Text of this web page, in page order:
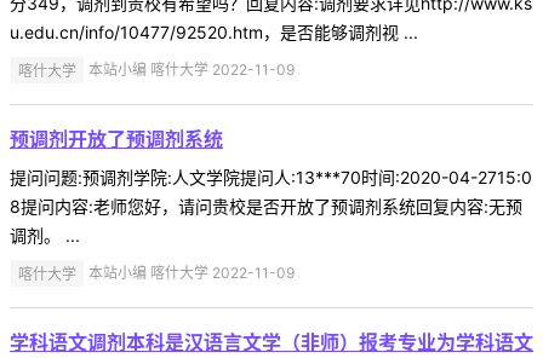
u.edu.cn/info/10477/92520.htm，是否能够调剂视 ...
喀什大学 本站小编 喀什大学 2022-11-09
预调剂开放了预调剂系统
提问问题:预调剂学院:人文学院提问人:13***70时间:2020-04-2715:0
8提问内容:老师您好，请问贵校是否开放了预调剂系统回复内容:无预
调剂。 ...
喀什大学 本站小编 喀什大学 2022-11-09
学科语文调剂本科是汉语言文学（非师）报考专业为学科语文